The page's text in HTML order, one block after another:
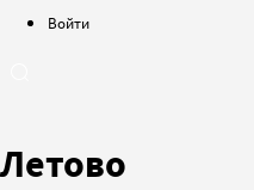
Войти
Летово